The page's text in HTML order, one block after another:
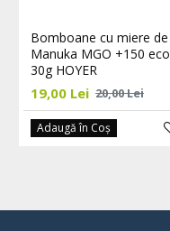
Bomboane cu miere de
Manuka MGO +150 eco
30g HOYER
19,00 Lei 20,00 Lei
Adaugă în Coş